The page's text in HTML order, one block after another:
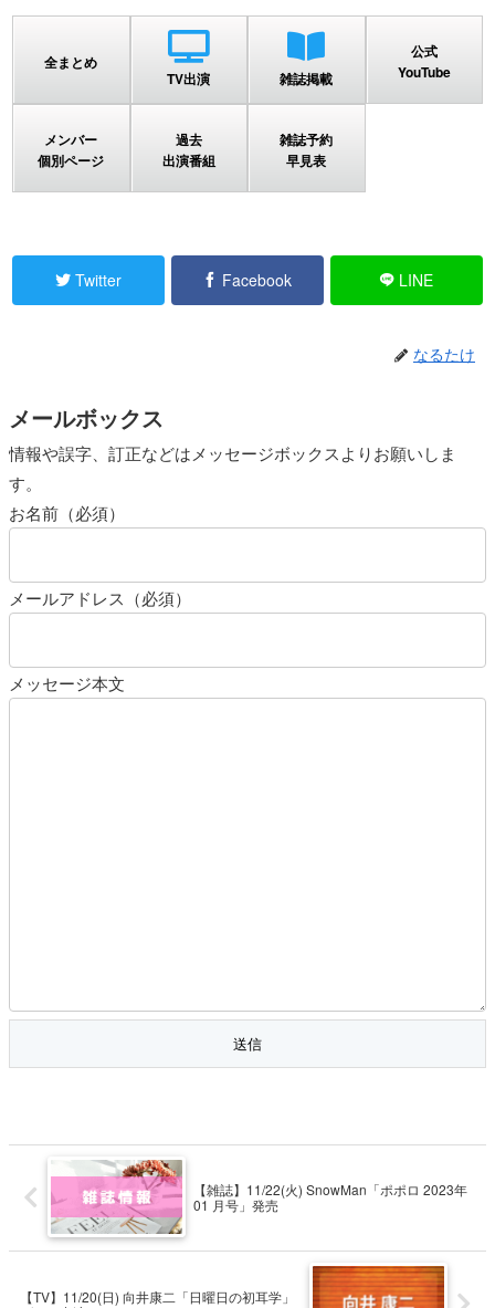
全まとめ
TV出演
雑誌掲載
公式
YouTube
メンバー
個別ページ
過去
出演番組
雑誌予約
早見表
Twitter Facebook LINE
なるたけ
メールボックス
情報や誤字、訂正などはメッセージボックスよりお願いしま
す。
お名前（必須）
メールアドレス（必須）
メッセージ本文
【雑誌】11/22(火) SnowMan「ポポロ 2023年
01 月号」発売
【TV】11/20(日) 向井康二「日曜日の初耳学」